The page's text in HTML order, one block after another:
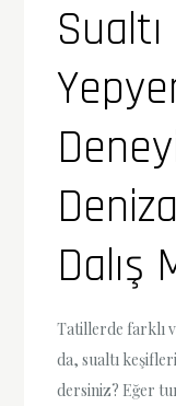
Dalış
Tatillerde farklı
da, sualtı
dersiniz? Eğer